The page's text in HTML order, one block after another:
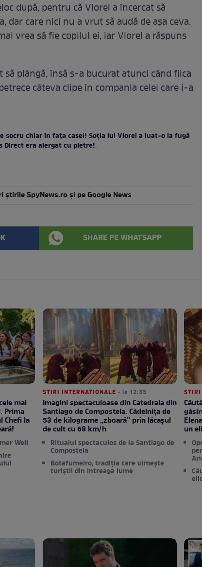
după, pentru că Viorel a încercat să
dar care nici nu a vrut să audă de așa ceva.
vrea să fie copilul ei, iar Viorel a răspuns
să plângă, însă s-a bucurat atunci când fiica
câteva clipe în compania celei care i-a
socru chiar în fața casei! Soția lui Viorel a luat-o la fugă
Direct era alergat cu pietre!:
știrile SpyNews.ro și pe Google News
SHARE PE WHATSAPP
mai
Prima
Chefi la
Well
STIRI INTERNATIONALE • la 12:35
Imagini spectaculoase din Catedrala din
Santiago de Compostela. Cădelnița de
53 de kilograme „zboară” prin lăcașul
de cult cu 68 km/h
Ritualul spectaculos de la Santiago de
Compostela
Botafumeiro, tradiția care uimește
turiștii din întreaga lume
un